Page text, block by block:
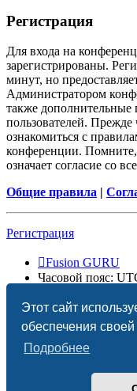
Этот сайт
обеспечения
Подробнее
Регистрация
Для входа на
зарегистрированы.
минут, но
Администратором
также дополнительные
пользователей. Прежде
ознакомиться с
конференции.
означает согласие со
Общие правила |
Регистрация
Fusion GURU
Часовой пояс:
Создано на основе